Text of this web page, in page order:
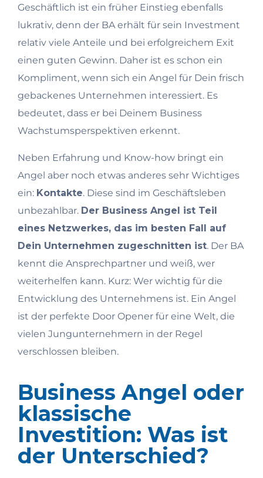
Geschäftlich ist ein früher Einstieg ebenfalls
lukrativ, denn der BA erhält für sein Investment
relativ viele Anteile und bei erfolgreichem Exit
einen guten Gewinn. Daher ist es schon ein
Kompliment, wenn sich ein Angel für Dein frisch
gebackenes Unternehmen interessiert. Es
bedeutet, dass er bei Deinem Business
Wachstumsperspektiven erkennt.
Neben Erfahrung und Know-how bringt ein
Angel aber noch etwas anderes sehr Wichtiges
ein: Kontakte. Diese sind im Geschäftsleben
unbezahlbar. Der Business Angel ist Teil
eines Netzwerkes, das im besten Fall auf
Dein Unternehmen zugeschnitten ist. Der BA
kennt die Ansprechpartner und weiß, wer
weiterhelfen kann. Kurz: Wer wichtig für die
Entwicklung des Unternehmens ist. Ein Angel
ist der perfekte Door Opener für eine Welt, die
vielen Jungunternehmern in der Regel
verschlossen bleiben.
Business Angel oder
klassische
Investition: Was ist
der Unterschied?